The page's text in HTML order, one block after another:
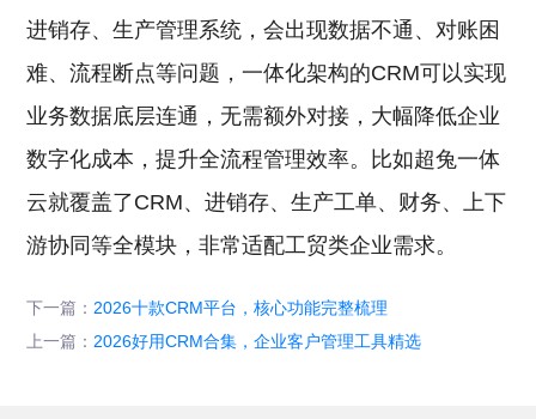
进销存、生产管理系统，会出现数据不通、对账困
难、流程断点等问题，一体化架构的CRM可以实现
业务数据底层连通，无需额外对接，大幅降低企业
数字化成本，提升全流程管理效率。比如超兔一体
云就覆盖了CRM、进销存、生产工单、财务、上下
游协同等全模块，非常适配工贸类企业需求。
下一篇： 2026十款CRM平台，核心功能完整梳理
上一篇： 2026好用CRM合集，企业客户管理工具精选